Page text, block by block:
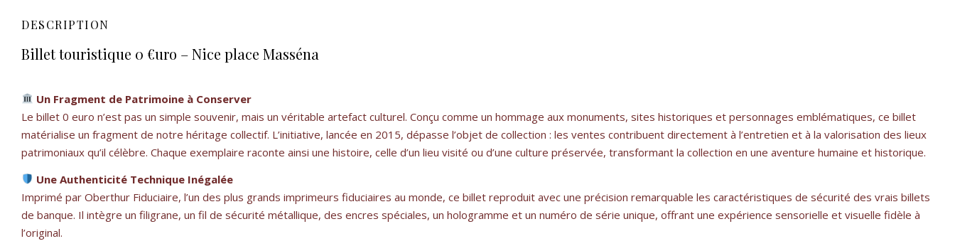
DESCRIPTION
Billet touristique 0 €uro – Nice place Masséna
Un Fragment de Patrimoine à Conserver
Le billet 0 euro n’est pas un simple souvenir, mais un véritable artefact culturel. Conçu comme un hommage aux monuments, sites historiques et personnages emblématiques, ce billet
matérialise un fragment de notre héritage collectif. L’initiative, lancée en 2015, dépasse l’objet de collection : les ventes contribuent directement à l’entretien et à la valorisation des lieux
patrimoniaux qu’il célèbre. Chaque exemplaire raconte ainsi une histoire, celle d’un lieu visité ou d’une culture préservée, transformant la collection en une aventure humaine et historique.
Une Authenticité Technique Inégalée
Imprimé par Oberthur Fiduciaire, l’un des plus grands imprimeurs fiduciaires au monde, ce billet reproduit avec une précision remarquable les caractéristiques de sécurité des vrais billets
de banque. Il intègre un filigrane, un fil de sécurité métallique, des encres spéciales, un hologramme et un numéro de série unique, offrant une expérience sensorielle et visuelle fidèle à
l’original.